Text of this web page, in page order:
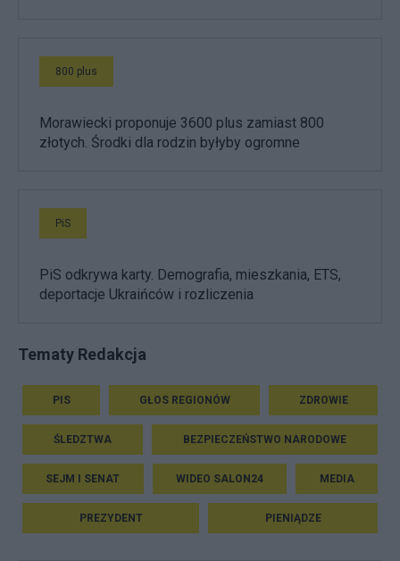
800 plus
Morawiecki proponuje 3600 plus zamiast 800
złotych. Środki dla rodzin byłyby ogromne
PiS
PiS odkrywa karty. Demografia, mieszkania, ETS,
deportacje Ukraińców i rozliczenia
Tematy Redakcja
PIS GŁOS REGIONÓW ZDROWIE
ŚLEDZTWA BEZPIECZEŃSTWO NARODOWE
SEJM I SENAT WIDEO SALON24 MEDIA
PREZYDENT PIENIĄDZE